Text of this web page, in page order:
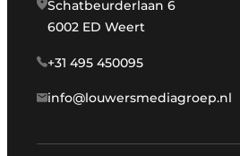
Schatbeurderlaan 6
6002 ED Weert
+31 495 450095
info@louwersmediagroep.nl